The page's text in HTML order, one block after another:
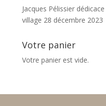
Jacques Pélissier
village 28 décembre 2023
Votre panier
Votre panier est vide.